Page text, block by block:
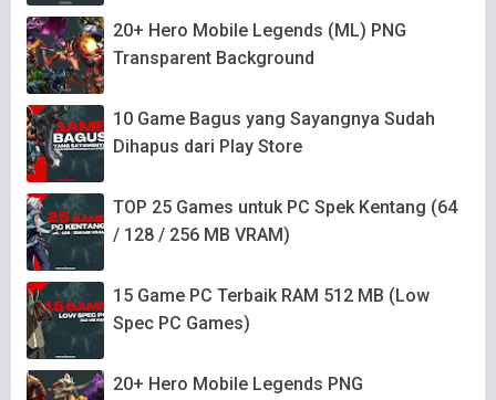
20+ Hero Mobile Legends (ML) PNG
Transparent Background
10 Game Bagus yang Sayangnya Sudah
Dihapus dari Play Store
TOP 25 Games untuk PC Spek Kentang (64
/ 128 / 256 MB VRAM)
15 Game PC Terbaik RAM 512 MB (Low
Spec PC Games)
20+ Hero Mobile Legends PNG